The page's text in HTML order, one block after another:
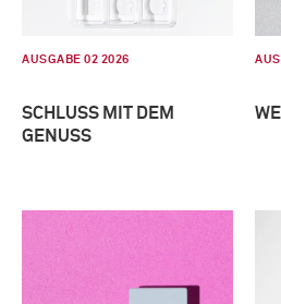
AUSGABE 02 2026
SCHLUSS MIT DEM
GENUSS